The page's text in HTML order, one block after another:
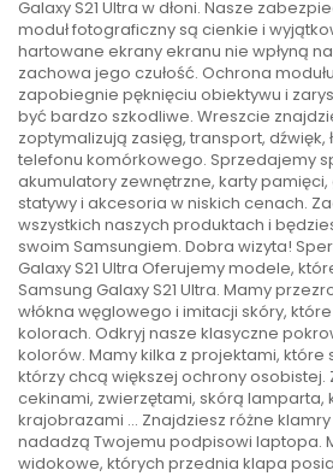
Galaxy S21 Ultra w dłoni. Nasze
moduł fotograficzny są cienkie i
hartowane ekrany ekranu nie wpłyną
zachowa jego czułość. Ochrona
zapobiegnie pęknięciu obiektywu i
być bardzo szkodliwe. Wreszcie
zoptymalizują zasięg, transport,
telefonu komórkowego. Sprzedajemy
akumulatory zewnętrzne, karty pamięci,
statywy i akcesoria w niskich cenach.
wszystkich naszych produktach i
swoim Samsungiem. Dobra wizyta!
Galaxy S21 Ultra Oferujemy modele,
Samsung Galaxy S21 Ultra. Mamy
włókna węglowego i imitacji skóry,
kolorach. Odkryj nasze klasyczne
kolorów. Mamy kilka z projektami, które
którzy chcą większej ochrony osobistej.
cekinami, zwierzętami, skórą lamparta,
krajobrazami ... Znajdziesz różne
nadadzą Twojemu podpisowi laptopa.
widokowe, których przednia klapa